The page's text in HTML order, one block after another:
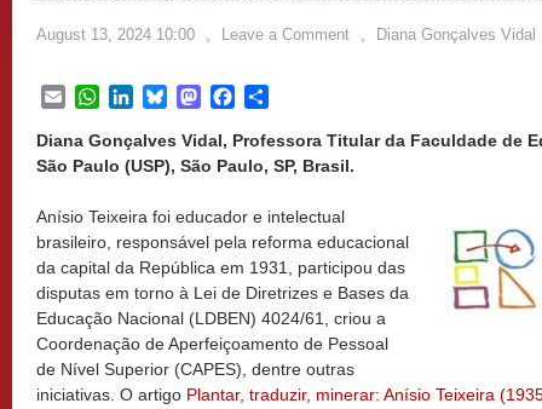
August 13, 2024 10:00 , Leave a Comment , Diana Gonçalves Vidal
EmailWhatsApp
LinkedInBlueskyMastodonFacebook
Diana Gonçalves Vidal, Professora Titular da Faculdade de
São Paulo (USP), São Paulo, SP, Brasil.
Anísio Teixeira foi educador e intelectual
brasileiro, responsável pela reforma educacional
da capital da República em 1931, participou das
disputas em torno à Lei de Diretrizes e Bases da
Educação Nacional (LDBEN) 4024/61, criou a
Coordenação de Aperfeiçoamento de Pessoal
de Nível Superior (CAPES), dentre outras
iniciativas. O artigo Plantar, traduzir, minerar: Anísio Teixeira